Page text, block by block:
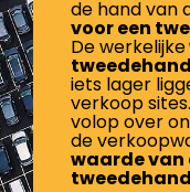
de hand van
voor een
De werkelijke
iets lager
verkoop
volop over
de
waarde van